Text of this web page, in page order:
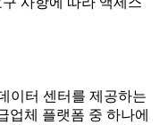
이터 센터를 제공하는
업체 플랫폼 중 하나에